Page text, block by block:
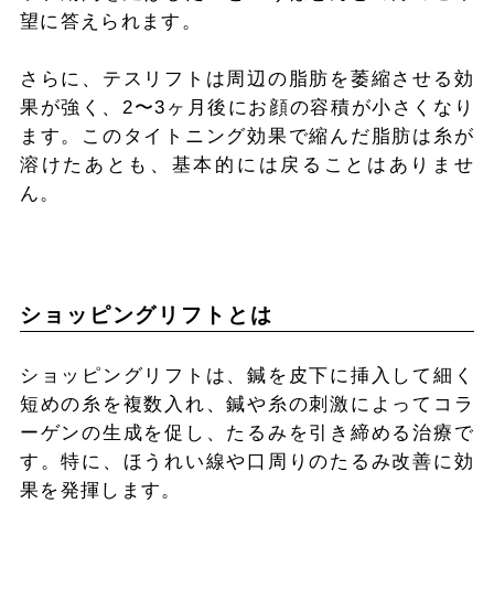
望に答えられます。
さらに、テスリフトは周辺の脂肪を萎縮させる効
果が強く、2〜3ヶ月後にお顔の容積が小さくなり
ます。このタイトニング効果で縮んだ脂肪は糸が
溶けたあとも、基本的には戻ることはありませ
ん。
ショッピングリフトとは
ショッピングリフトは、鍼を皮下に挿入して細く
短めの糸を複数入れ、鍼や糸の刺激によってコラ
ーゲンの生成を促し、たるみを引き締める治療で
す。特に、ほうれい線や口周りのたるみ改善に効
果を発揮します。